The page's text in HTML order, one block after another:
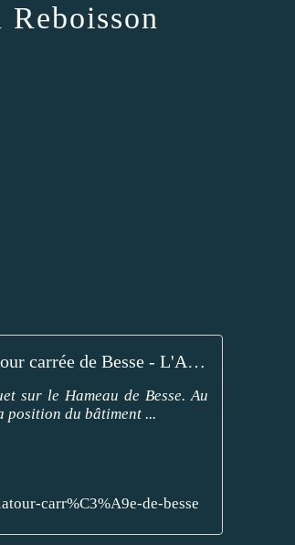
Latour carrée de Besse - L'Auvergne Vue par Papou Poustache
sur le Hameau de Besse. Au
position du bâtiment ...
carr%C3%A9e-de-besse